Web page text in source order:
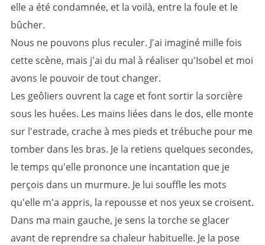
elle a été condamnée, et la voilà, entre la foule et le
bûcher.
Nous ne pouvons plus reculer. J'ai imaginé mille fois
cette scène, mais j'ai du mal à réaliser qu'Isobel et moi
avons le pouvoir de tout changer.
Les geôliers ouvrent la cage et font sortir la sorcière
sous les huées. Les mains liées dans le dos, elle monte
sur l'estrade, crache à mes pieds et trébuche pour me
tomber dans les bras. Je la retiens quelques secondes,
le temps qu'elle prononce une incantation que je
perçois dans un murmure. Je lui souffle les mots
qu'elle m'a appris, la repousse et nos yeux se croisent.
Dans ma main gauche, je sens la torche se glacer
avant de reprendre sa chaleur habituelle. Je la pose